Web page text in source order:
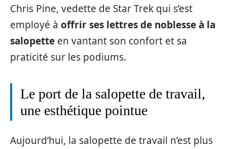
Chris Pine, vedette de Star Trek qui s’est
employé à offrir ses lettres de noblesse à la
salopette en vantant son confort et sa
praticité sur les podiums.
Le port de la salopette de travail,
une esthétique pointue
Aujourd’hui, la salopette de travail n’est plus